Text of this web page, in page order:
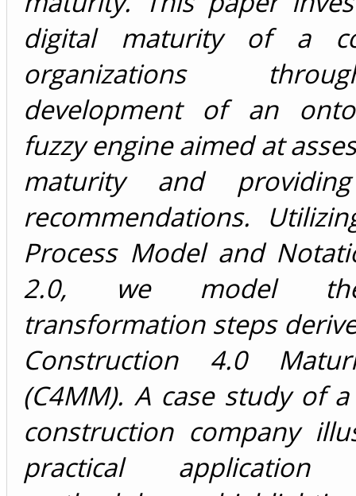
digital maturity of a
organizations
development of an
fuzzy engine aimed at
maturity and
recommendations.
Process Model and
2.0, we model
transformation steps
Construction 4.0
(C4MM). A case study of
construction company
practical